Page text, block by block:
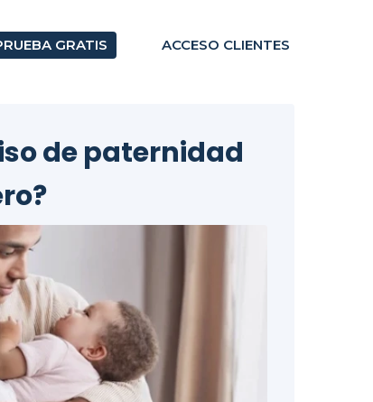
GRATIS ACCESO CLIENTES
de paternidad